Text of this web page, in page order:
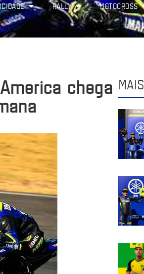
RALLY MOTOCROSS
chega MAIS